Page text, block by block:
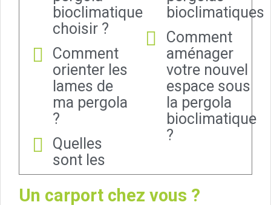
bioclimatique
choisir ?
Comment
orienter les
lames de
ma pergola
?
Quelles
sont les
bioclimatiques
Comment
aménager
votre nouvel
espace sous
la pergola
bioclimatique
?
Un carport chez vous ?